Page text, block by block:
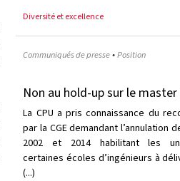
Diversité et excellence
Communiqués de presse•Position
Non au hold-up sur le master
La CPU a pris connaissance du
par la CGE demandant l’annulation
2002 et 2014 habilitant les
certaines écoles d’ingénieurs à
(...)